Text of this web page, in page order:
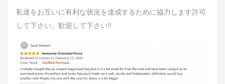
私達をお互いに有利な状況を達成するために協力します許可
して下さい。歓迎して下さい!!